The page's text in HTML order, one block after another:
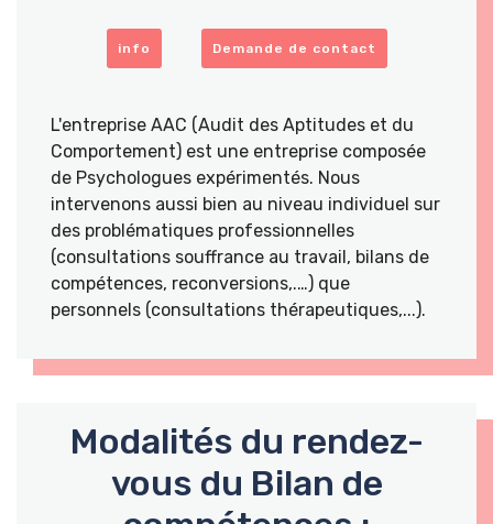
info Demande de contact
L'entreprise AAC (Audit des Aptitudes et du
Comportement) est une entreprise composée
de Psychologues expérimentés. Nous
intervenons aussi bien au niveau individuel sur
des problématiques professionnelles
(consultations souffrance au travail, bilans de
compétences, reconversions,.…) que
personnels (consultations thérapeutiques,...).
Modalités du rendez-
vous du Bilan de